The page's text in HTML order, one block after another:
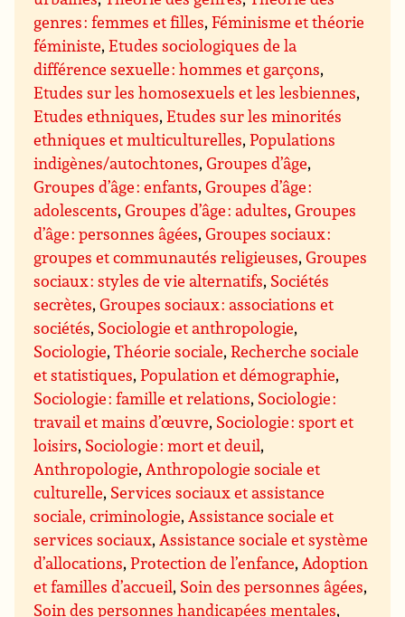
genres : femmes et filles,Féminisme et théorie
féministe,Etudes sociologiques de la
différence sexuelle : hommes et garçons,
Etudes sur les homosexuels et les lesbiennes,
Etudes ethniques,Etudes sur les minorités
ethniques et multiculturelles,Populations
indigènes/autochtones,Groupes d’âge,
Groupes d’âge : enfants,Groupes d’âge :
adolescents,Groupes d’âge : adultes,Groupes
d’âge : personnes âgées,Groupes sociaux :
groupes et communautés religieuses,Groupes
sociaux : styles de vie alternatifs, Sociétés
secrètes,Groupes sociaux : associations et
sociétés, Sociologie et anthropologie,
Sociologie,Théorie sociale,Recherche sociale
et statistiques,Population et démographie,
Sociologie : famille et relations, Sociologie :
travail et mains d’œuvre, Sociologie : sport et
loisirs, Sociologie : mort et deuil,
Anthropologie,Anthropologie sociale et
culturelle, Services sociaux et assistance
sociale, criminologie,Assistance sociale et
services sociaux,Assistance sociale et système
d’allocations,Protection de l’enfance,Adoption
et familles d’accueil, Soin des personnes âgées,
Soin des personnes handicapées mentales,